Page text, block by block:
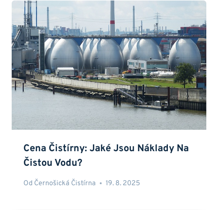
Cena Čistírny: Jaké Jsou Náklady Na
Čistou Vodu?
Od Černošická Čistírna 19. 8. 2025